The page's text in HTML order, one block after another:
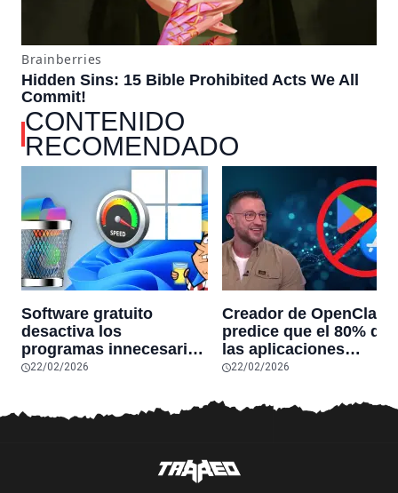
CONTENIDO
RECOMENDADO
Software gratuito
desactiva los
programas innecesarios
de Windows 11 y
reduciendo el uso de la
RAM y mucho más
22/02/2026
Creador de OpenClaw
predice que el 80% de
las aplicaciones
actuales
sobrevivirán las
aplicaciones con
hardware
22/02/2026